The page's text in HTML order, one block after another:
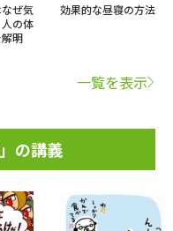
なぜ気
の体
明
効果的な昼寝の方法
一覧を表示
の講義